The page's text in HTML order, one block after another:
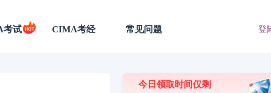
考试 CIMA考经 常见问题 登
今日领取时间仅剩